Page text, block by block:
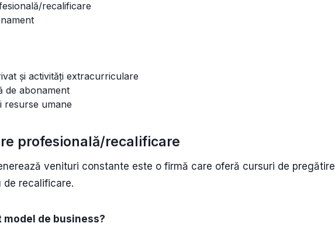
recalificare
și activități extracurriculare
de abonament
resurse umane
profesională/recalificare
venituri constante este o firmă care oferă cursuri de pregătire
de recalificare.
model de business?